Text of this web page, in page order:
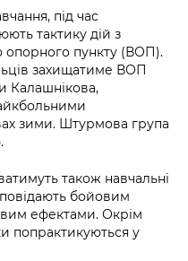
Цифровий
переміщених
військовій
«Відкритий
на
for mass
під час
тактику дій з
опорного пункту (ВОП).
захищатиме ВОП
Калашнікова,
зими. Штурмова група
також навчальні
бойовим
ефектами. Окрім
попрактикуються у